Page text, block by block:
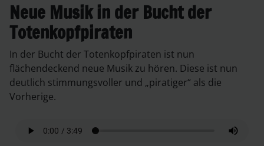
Neue Musik in der Bucht der
Totenkopfpiraten
In der Bucht der Totenkopfpiraten ist nun
flächendeckend neue Musik zu hören. Diese ist nun
deutlich stimmungsvoller und „piratiger“ als die
Vorherige.